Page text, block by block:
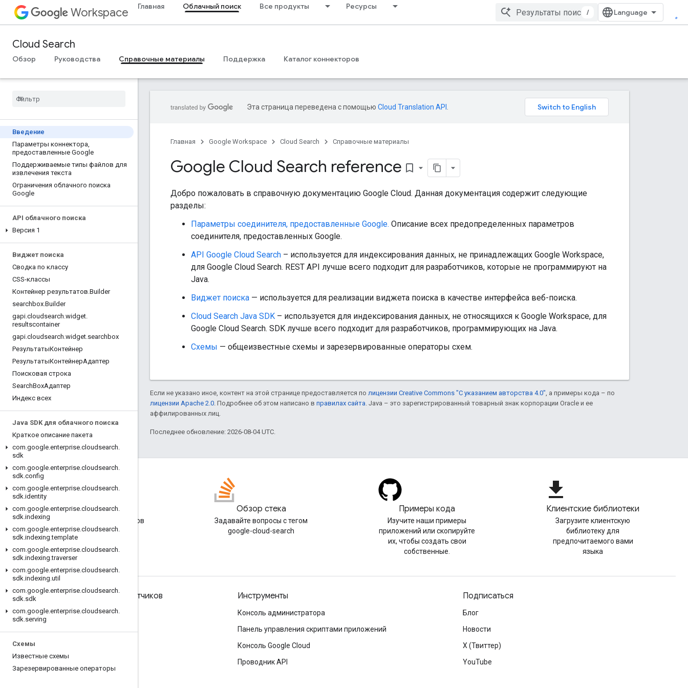
Workspace Главная Облачный поиск Все продукты Ресурсы
/
Cloud Search
Обзор Руководства Справочные материалы Поддержка Каталог коннекторов
Введение
Параметры коннектора,
предоставленные Google
Поддерживаемые типы файлов для
извлечения текста
Ограничения облачного поиска
Google
API облачного поиска
Версия 1
Виджет поиска
Сводка по классу
CSS-классы
Контейнер результатов.Builder
searchbox.Builder
gapi.cloudsearch.widget.
resultscontainer
gapi.cloudsearch.widget.searchbox
РезультатыКонтейнер
РезультатыКонтейнерАдаптер
Поисковая строка
SearchBoxАдаптер
Индекс всех
Java SDK для облачного поиска
Краткое описание пакета
com.google.enterprise.cloudsearch.
sdk
com.google.enterprise.cloudsearch.
sdk.config
com.google.enterprise.cloudsearch.
sdk.identity
com.google.enterprise.cloudsearch.
sdk.indexing
com.google.enterprise.cloudsearch.
sdk.indexing.template
com.google.enterprise.cloudsearch.
sdk.indexing.traverser
com.google.enterprise.cloudsearch.
sdk.indexing.util
com.google.enterprise.cloudsearch.
sdk.sdk
com.google.enterprise.cloudsearch.
sdk.serving
Схемы
Известные схемы
Зарезервированные операторы
Эта страница переведена с помощью Cloud Translation API
Главная Google Workspace Cloud Search Справочные материалы
Google Cloud Search reference bookmark_border
Добро пожаловать в справочную документацию Google Cloud. Данная документация содержит следующие
разделы:
Параметры соединителя, предоставленные Google. Описание всех предопределенных параметров
соединителя, предоставленных Google.
API Google Cloud Search – используется для индексирования данных, не принадлежащих Google Workspace,
для Google Cloud Search. REST API лучше всего подходит для разработчиков, которые не программируют на
Java.
Виджет поиска — используется для реализации виджета поиска в качестве интерфейса веб-поиска.
Cloud Search Java SDK – используется для индексирования данных, не относящихся к Google Workspace, для
Google Cloud Search. SDK лучше всего подходит для разработчиков, программирующих на Java.
Схемы — общеизвестные схемы и зарезервированные операторы схем.
Если не указано иное, контент на этой странице предоставляется по лицензии Creative Commons "С указанием авторства 4.0" , а примеры кода – по
лицензии Apache 2.0 . Подробнее об этом написано в правилах сайта . Java – это зарегистрированный товарный знак корпорации Oracle и ее
аффилированных лиц.
Последнее обновление: 2026-08-04 UTC.
Блог
Читайте блог разработчиков
Google Workspace
Обзор стека
Задавайте вопросы с тегом
google-cloud-search
Примеры кода
Изучите наши примеры
приложений или скопируйте
их, чтобы создать свои
собственные.
file_download
Клиентские библиотеки
Загрузите клиентскую
библиотеку для
предпочитаемого вами
языка
Google Workspace для разработчиков
Обзор платформы
Примечания к выпускам
Инструменты
Консоль администратора
Панель управления скриптами приложений
Консоль Google Cloud
Проводник API
Подписаться
Блог
Новости
X (Твиттер)
YouTube